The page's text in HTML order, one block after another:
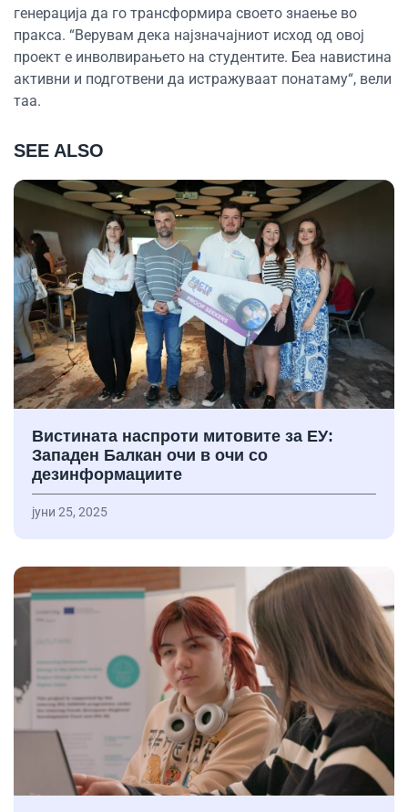
генерација да го трансформира своето знаење во
пракса. “Верувам дека најзначајниот исход од овој
проект е инволвирањето на студентите. Беа навистина
активни и подготвени да истражуваат понатаму“, вели
таа.
SEE ALSO
Вистината наспроти митовите за ЕУ:
Западен Балкан очи в очи со
дезинформациите
јуни 25, 2025